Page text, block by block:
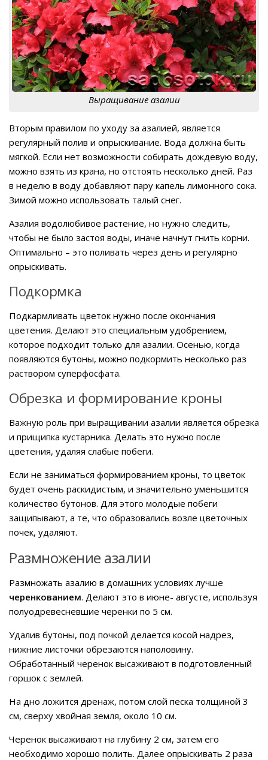
Выращивание азалии
Вторым правилом по уходу за азалией, является
регулярный полив и опрыскивание. Вода должна быть
мягкой. Если нет возможности собирать дождевую воду,
можно взять из крана, но отстоять несколько дней. Раз
в неделю в воду добавляют пару капель лимонного сока.
Зимой можно использовать талый снег.
Азалия водолюбивое растение, но нужно следить,
чтобы не было застоя воды, иначе начнут гнить корни.
Оптимально – это поливать через день и регулярно
опрыскивать.
Подкормка
Подкармливать цветок нужно после окончания
цветения. Делают это специальным удобрением,
которое подходит только для азалии. Осенью, когда
появляются бутоны, можно подкормить несколько раз
раствором суперфосфата.
Обрезка и формирование кроны
Важную роль при выращивании азалии является обрезка
и прищипка кустарника. Делать это нужно после
цветения, удаляя слабые побеги.
Если не заниматься формированием кроны, то цветок
будет очень раскидистым, и значительно уменьшится
количество бутонов. Для этого молодые побеги
защипывают, а те, что образовались возле цветочных
почек, удаляют.
Размножение азалии
Размножать азалию в домашних условиях лучше
черенкованием. Делают это в июне- августе, используя
полуодревесневшие черенки по 5 см.
Удалив бутоны, под почкой делается косой надрез,
нижние листочки обрезаются наполовину.
Обработанный черенок высаживают в подготовленный
горшок с землей.
На дно ложится дренаж, потом слой песка толщиной 3
см, сверху хвойная земля, около 10 см.
Черенок высаживают на глубину 2 см, затем его
необходимо хорошо полить. Далее опрыскивать 2 раза